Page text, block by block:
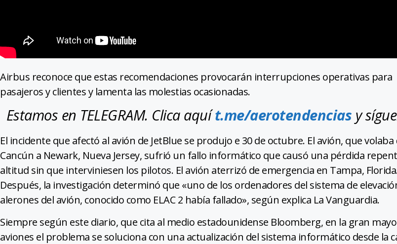
Airbus reconoce que estas recomendaciones provocarán interrupciones operativas para
pasajeros y clientes y lamenta las molestias ocasionadas.
Estamos en TELEGRAM. Clica aquít.me/aerotendencias y
El incidente que afectó al avión de JetBlue se produjo e 30 de octubre. El avión, que volaba
Cancún a Newark, Nueva Jersey, sufrió un fallo informático que causó una pérdida
altitud sin que interviniesen los pilotos. El avión aterrizó de emergencia en Tampa,
Después, la investigación determinó que «uno de los ordenadores del sistema de
alerones del avión, conocido como ELAC 2 había fallado», según explica La Vanguardia.
Siempre según este diario, que cita al medio estadounidense Bloomberg, en la gran
aviones el problema se soluciona con una actualización del sistema informático desde la